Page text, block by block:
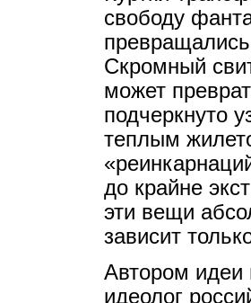
свободу
Скромный
может
подчеркнуто
теплым
до крайне
эти вещи
зависит
Автором идеи
идеолог